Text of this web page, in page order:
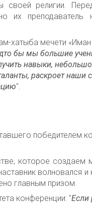
своей религии.
их преподаватель
хатыба мечети «Иман
бы мы большие
навыки,
раскроет наши
".
победителем
которое создаем
волновался
главным призом.
конференции: "Если